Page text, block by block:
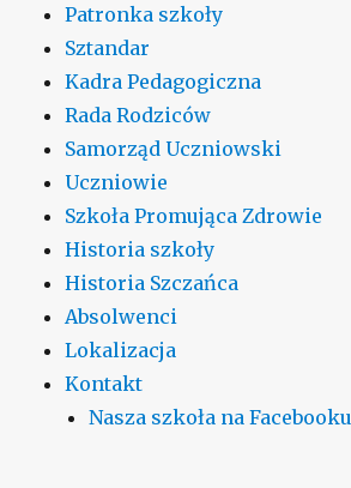
Patronka szkoły
Sztandar
Kadra Pedagogiczna
Rada Rodziców
Samorząd Uczniowski
Uczniowie
Szkoła Promująca Zdrowie
Historia szkoły
Historia Szczańca
Absolwenci
Lokalizacja
Kontakt
Nasza szkoła na Facebooku